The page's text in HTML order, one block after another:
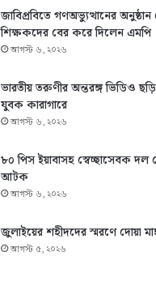
জাবিপ্রবিতে গণঅভ্যুত্থানের
শিক্ষকদের বের করে দিলেন এমপি
আগস্ট ৬, ২০২৬
ভারতীয় তরুণীর অন্তরঙ্গ ভিডিও
যুবক কারাগারে
আগস্ট ৬, ২০২৬
৮০ পিস ইয়াবাসহ স্বেচ্ছাসেবক
আটক
আগস্ট ৬, ২০২৬
জুলাইয়ের শহীদদের স্মরণে দোয়া
আগস্ট ৫, ২০২৬